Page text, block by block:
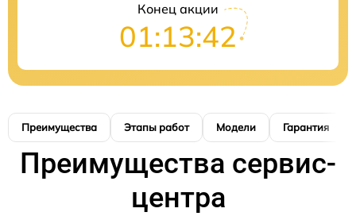
Конец акции
01:13:41
Преимущества Этапы работ Модели Гарантия
Преимущества сервис-
центра